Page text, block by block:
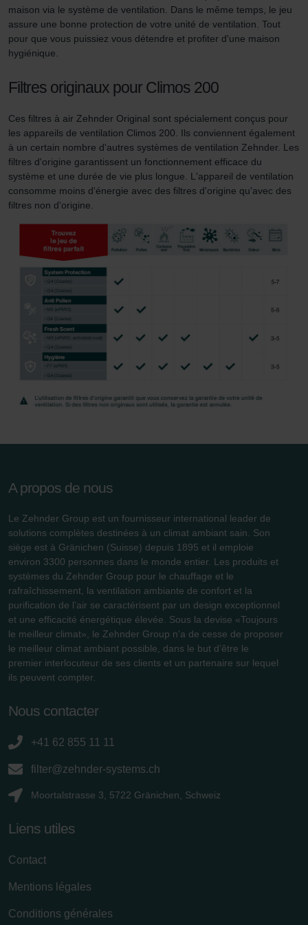
que les fonctionnalités de notre site Web ne soient plus
disponibles dans leur intégralité.
Pour plus de détails, nous vous invitons à prendre
Datenschutzerklärung der Zehnder Group
Zehnder Group AG: Data Privacy
Zehnder Group België nv/sa: Déclarations de confidentialité
Zehnder Group Czech Republic s.r.o.: Zásady ochrany
osobních údajů
Zehnder Group France: Protection des données
Zehnder Group Ibérica SAU: Política de privacidad
Zehnder Group Italia S.r.l.: Privacy
Zehnder Group İç Mekan İklimlendirme Sanayi ve Ticaret
Limitet Şirketi: Web Sitesi Çerezleri
Zehnder Group Nederland bv: Privacyverklaringen
Zehnder Group Sales International: Privacy Policy
Zehnder Group Schweiz AG: Datenschutz
Zehnder Polska Sp. z o.o.: Oświadczenie o ochronie
danych Zehnder
Zehnder Group UK Limited: Privacy Policy
maison via le système de ventilation. Dans le même temps, le jeu
assure une bonne protection de votre unité de ventilation. Tout
pour que vous puissiez vous détendre et profiter d'une maison
hygiénique.
Filtres originaux pour Climos 200
Ces filtres à air Zehnder Original sont spécialement conçus pour
les appareils de ventilation Climos 200. Ils conviennent également
à un certain nombre d'autres systèmes de ventilation Zehnder. Les
filtres d'origine garantissent un fonctionnement efficace du
système et une durée de vie plus longue. L'appareil de ventilation
consomme moins d'énergie avec des filtres d'origine qu'avec des
filtres non d'origine.
A propos de nous
Le Zehnder Group est un fournisseur international leader de
solutions complètes destinées à un climat ambiant sain. Son
siège est à Gränichen (Suisse) depuis 1895 et il emploie
environ 3300 personnes dans le monde entier. Les produits et
systèmes du Zehnder Group pour le chauffage et le
rafraîchissement, la ventilation ambiante de confort et la
purification de l’air se caractérisent par un design exceptionnel
et une efficacité énergétique élevée. Sous la devise «Toujours
le meilleur climat», le Zehnder Group n’a de cesse de proposer
le meilleur climat ambiant possible, dans le but d’être le
premier interlocuteur de ses clients et un partenaire sur lequel
ils peuvent compter.
Nous contacter
+41 62 855 11 11
filter@zehnder-systems.ch
Moortalstrasse 3, 5722 Gränichen, Schweiz
Liens utiles
Contact
Mentions légales
Conditions générales